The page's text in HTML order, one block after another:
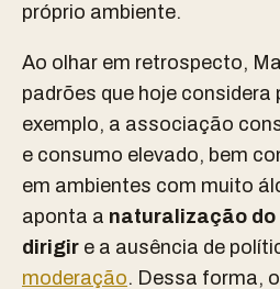
próprio ambiente.
Ao olhar em retrospecto,
padrões que hoje
exemplo, a associação
e consumo elevado, bem
em ambientes com muito
aponta a naturalização do
dirigir e a ausência de
moderação. Dessa forma,